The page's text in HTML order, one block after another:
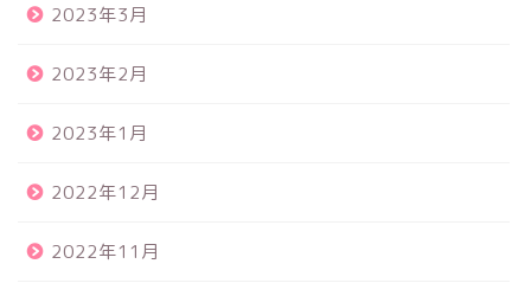
2023年3月
2023年2月
2023年1月
2022年12月
2022年11月